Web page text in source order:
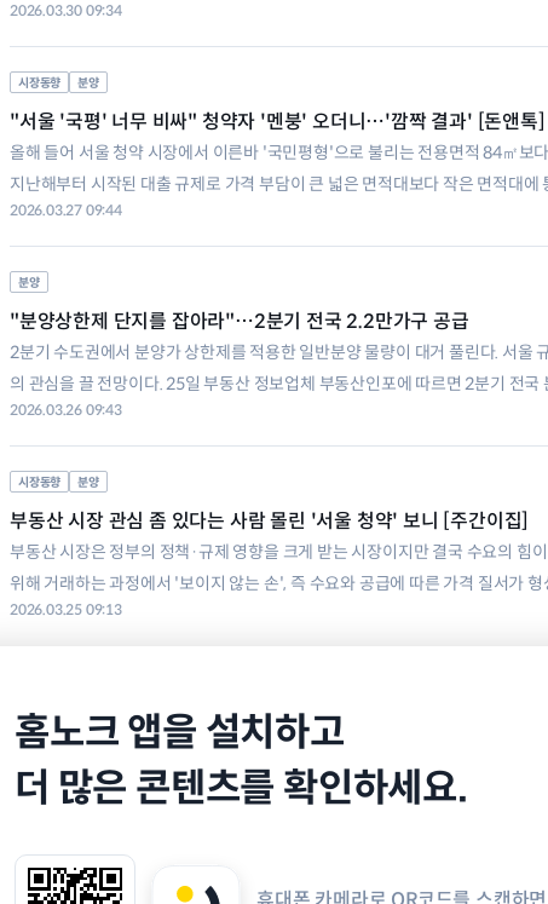
가구(일반운양 3784가구)의 분양이 이뤄진다. 서울에서 분양이 이뤄지는
2026.03.30 09:34
시장동향 분양
"서울 '국평' 너무 비싸" 청약자 '멘붕' 오더니…'깜짝 결과' [돈앤톡]
올해 들어 서울 청약 시장에서 이른바 '국민평형'으로 불리는 전용면적 84㎡보
지난해부터 시작된 대출 규제로 가격 부담이 큰 넓은 면적대보다 작은 면적대
에 따르면 강서구 방화동 '래미안 엘라비네'는 지난 26일 당첨자를 발표했습니다.
2026.03.27 09:44
분양
"분양상한제 단지를 잡아라"…2분기 전국 2.2만가구 공급
2분기 수도권에서 분양가 상한제를 적용한 일반분양 물량이 대거 풀린다. 서울
의 관심을 끌 전망이다. 25일 부동산 정보업체 부동산인포에 따르면 2분기 전
(1만4516)보다 54.5% 늘어난 규모다. 수도권이 전체의 88.7%인 1만990
2026.03.26 09:43
시장동향 분양
부동산 시장 관심 좀 있다는 사람 몰린 '서울 청약' 보니 [주간이집]
부동산 시장은 정부의 정책·규제 영향을 크게 받는 시장이지만 결국 수요의 힘
위해 거래하는 과정에서 '보이지 않는 손', 즉 수요와 공급에 따른 가격 질서가
즈를 통해 아파트 종합 정보 플랫폼 호갱노노와 함께 수요자가 많이 찾는 아파트
2026.03.25 09:13
타운 heyy,
미디어
블로그유튜브
보 이용약관개인정보 처리방침 Y-Siren (윤리경영/제보)
홈노크 앱을 설치하고
더 많은 콘텐츠를 확인하세요.